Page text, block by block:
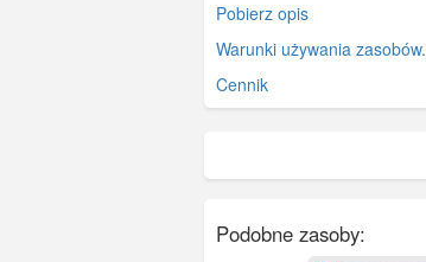
Pobierz opis
Warunki używania zasobów.
Cennik
Podobne zasoby: